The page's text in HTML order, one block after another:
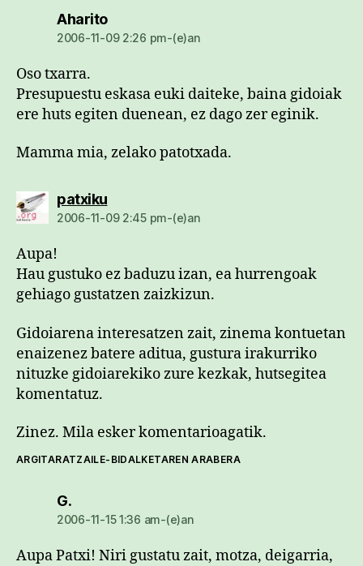
Aharitodio:
2006-11-09 2:26 pm-(e)an
Oso txarra.
Presupuestu eskasa euki daiteke, baina gidoiak
ere huts egiten duenean, ez dago zer eginik.
Mamma mia, zelako patotxada.
patxikudio:
2006-11-09 2:45 pm-(e)an
Aupa!
Hau gustuko ez baduzu izan, ea hurrengoak
gehiago gustatzen zaizkizun.
Gidoiarena interesatzen zait, zinema kontuetan
enaizenez batere aditua, gustura irakurriko
nituzke gidoiarekiko zure kezkak, hutsegitea
komentatuz.
Zinez. Mila esker komentarioagatik.
ARGITARATZAILE-BIDALKETAREN ARABERA
G.dio:
2006-11-15 1:36 am-(e)an
Aupa Patxi! Niri gustatu zait, motza, deigarria,